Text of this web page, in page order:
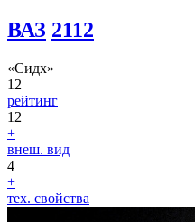
ВАЗ 2112
«Сидх»
12
рейтинг
12
+
внеш. вид
4
+
тех. свойства